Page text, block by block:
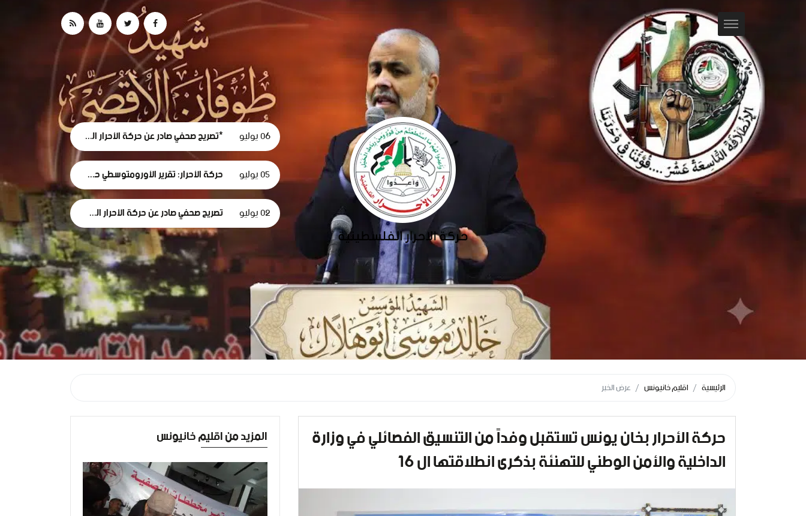
06 يوليو *تصريح صحفي صادر عن حركة الأحرار الفلسطينية حول استقالة لجنة الطوارئ في غزة
05 يوليو حركة الأحرار: تقرير الأورومتوسطي حول استهداف الرموز الطبية في سجون الاحتلال وثيقة إدانة وجريمة حرب موصوفة
02 يوليو تصريح صحفي صادر عن حركة الأحرار الفلسطينية بمناسبة مرور 1000 يومٍ من حرب الإبادة... وفظاعة جرائم الاحتلال في قطاع غزة*
الرئيسية اقليم خانيونس عرض الخبر
حركة الأحرار بخان يونس تستقبل وفداً من التنسيق الفصائلي في وزارة
الداخلية والأمن الوطني للتهنئة بذكرى انطلاقتها ال 16
المزيد من اقليم خانيونس